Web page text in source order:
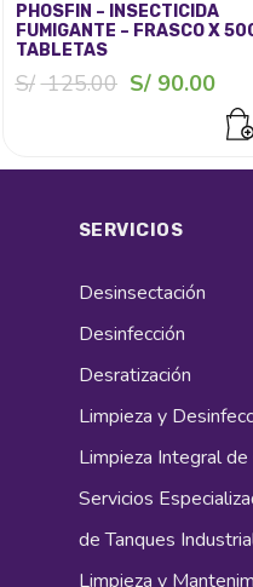
PHOSFIN – INSECTICIDA
FUMIGANTE – FRASCO X
TABLETAS
S/ 125.00 El
S/ 125.00.
S/90.00El
es:
S/
SERVICIOS
Desinsectación
Desinfección
Desratización
Limpieza y
Limpieza Integral
Servicios
de Tanques
Limpieza y